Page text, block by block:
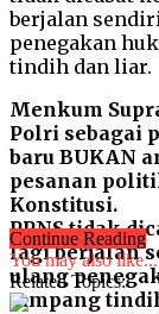
Menkum
Polri sebagai
baru BUKAN
pesanan
Konstitusi.
PPNS tidak
lagi berjalan
ulang
tumpang
Continue Reading
You may also like...
Related Topics: